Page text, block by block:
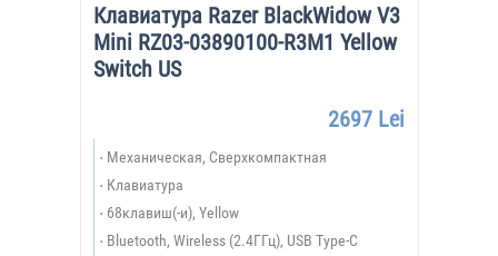
Клавиатура Razer BlackWidow V3
Mini RZ03-03890100-R3M1 Yellow
Switch US
2697 Lei
Механическая, Сверхкомпактная
Клавиатура
68клавиш(-и), Yellow
Bluetooth, Wireless (2.4ГГц), USB Type-C